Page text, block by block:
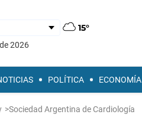
15°
2026
POLÍTICA ECONOMÍA
>Sociedad Argentina de Cardiología